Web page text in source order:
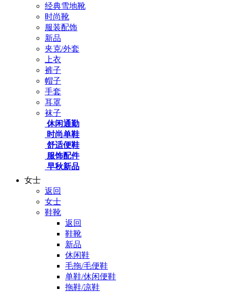
经典雪地靴
时尚靴
服装配饰
新品
夹克/外套
上衣
裤子
帽子
手套
耳罩
袜子
休闲通勤
时尚单鞋
舒适便鞋
服饰配件
早秋新品
女士
返回
女士
鞋靴
返回
鞋靴
新品
休闲鞋
毛拖/毛便鞋
单鞋/休闲便鞋
拖鞋/凉鞋